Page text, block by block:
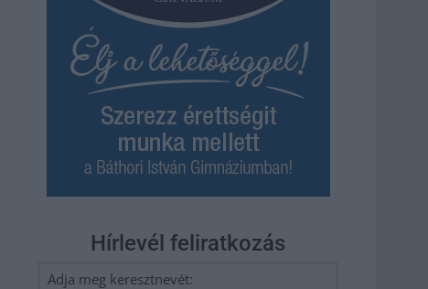
Hírlevél feliratkozás
Adja meg keresztnevét: